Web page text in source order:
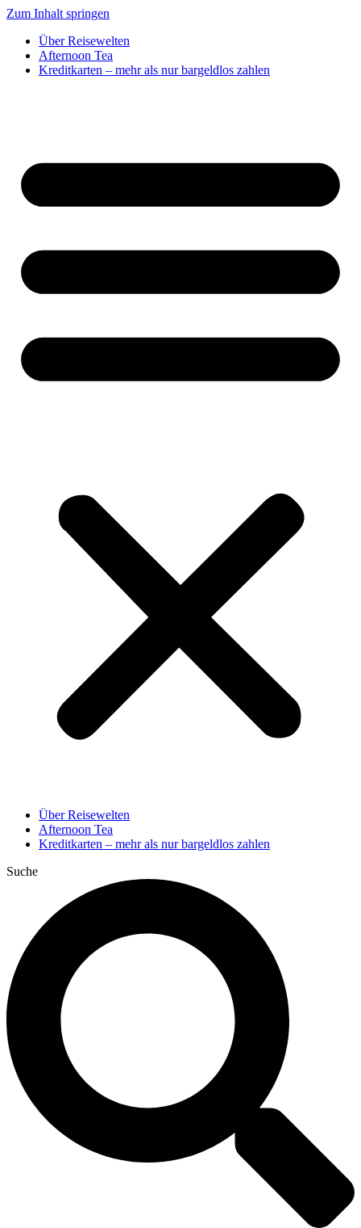
Zum Inhalt springen
Über Reisewelten
Afternoon Tea
Kreditkarten – mehr als nur bargeldlos zahlen
Über Reisewelten
Afternoon Tea
Kreditkarten – mehr als nur bargeldlos zahlen
Suche